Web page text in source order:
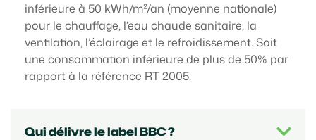
inférieure à 50 kWh/m²/an (moyenne nationale)
pour le chauffage, l’eau chaude sanitaire, la
ventilation, l’éclairage et le refroidissement. Soit
une consommation inférieure de plus de 50% par
rapport à la référence RT 2005.
Qui délivre le label BBC ?